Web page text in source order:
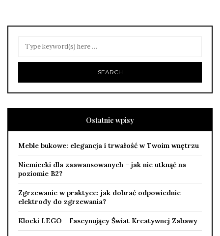
Ostatnie wpisy
Meble bukowe: elegancja i trwałość w Twoim wnętrzu
Niemiecki dla zaawansowanych – jak nie utknąć na
poziomie B2?
Zgrzewanie w praktyce: jak dobrać odpowiednie
elektrody do zgrzewania?
Klocki LEGO – Fascynujący Świat Kreatywnej Zabawy